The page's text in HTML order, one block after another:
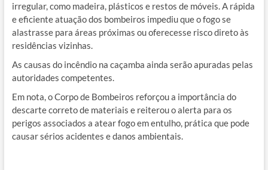
irregular, como madeira, plásticos e restos de móveis. A rápida
e eficiente atuação dos bombeiros impediu que o fogo se
alastrasse para áreas próximas ou oferecesse risco direto às
residências vizinhas.
As causas do incêndio na caçamba ainda serão apuradas pelas
autoridades competentes.
Em nota, o Corpo de Bombeiros reforçou a importância do
descarte correto de materiais e reiterou o alerta para os
perigos associados a atear fogo em entulho, prática que pode
causar sérios acidentes e danos ambientais.